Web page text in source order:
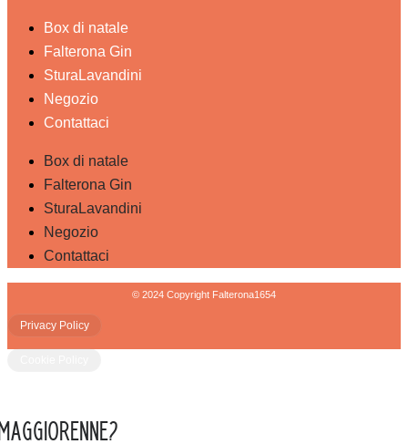
Box di natale
Falterona Gin
SturaLavandini
Negozio
Contattaci
Box di natale
Falterona Gin
SturaLavandini
Negozio
Contattaci
© 2024 Copyright Falterona1654
Privacy Policy